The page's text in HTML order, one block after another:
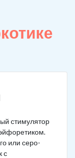
стимулятор
или серо-
с